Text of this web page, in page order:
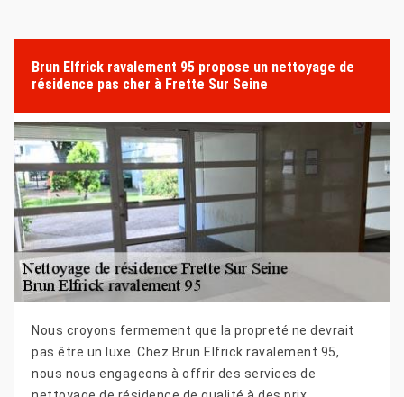
Brun Elfrick ravalement 95 propose un nettoyage de
résidence pas cher à Frette Sur Seine
Nous croyons fermement que la propreté ne devrait
pas être un luxe. Chez Brun Elfrick ravalement 95,
nous nous engageons à offrir des services de